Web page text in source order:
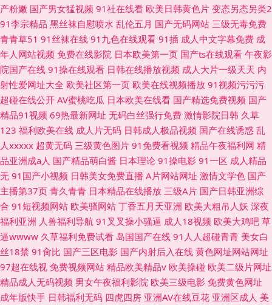
产粉嫩 国产男女猛视频 91社在线看 欧美日韩黄色片 变态另态另类2
91李宗精品 黑丝袜自慰喷水 乱伦五月 国产无码网站 三级无毒免费
青青草51 91丝袜在线 91九色在线观看 91插 成人中文字幕免费 成
年人网站视频 免费在线影院 日本欧美第一页 国产ts在线观看 午夜影
院国产在线 91操在线观看 日韩在线播放视频 成人大片一级天天 内
射性爱网址大全 欧美社区第一页 欧美在线视频播放 91视频污污污
超碰在线公开 AV蜜桃吃瓜 日本欧美在线看 国产精选免费视频 国产
精品91视频 69热最新网址 无码白丝强行免费 激情影院日韩 久草
123 福利欧美在线 成人片无码 日韩成人极品视频 国产在线诱惑 乱
人xxxxx 超黄无码 三级黄色图片 91免费看视频 精品午夜福利网 精
品亚洲成a人 国产精品萌白酱 日本理论 91操电影 91一区 成人精品
无 91国产小视频 日韩美女免费直播 A片网站网址 激情文学色 国产
主播第37页 青久青青 日本精品在线播放 三级A片 国产日韩亚洲综
合 91短视频网站 欧美骚网站 丁香五月天亚洲 欧美大粗吊人妖 深夜
福利亚洲 人兽福利导航 91叉叉操小骚逼 成人18视频 欧美大鸡吧 草
逼wwww 久草福利免费试看 岛国国产在线 91人人超碰青青 美女白
丝18禁 91肏比 国产三区电影 国产内射后入在线 黄色网址网站网址
97超在线视 免费视频网站 精品欧美精品v 欧美操碰 欧美二级片网址
精品成人无码视频 男女午夜福利影院 欧美三级电影 免费黄色网址
成年版快手 日韩福利无码 四虎四房 亚洲AV在线豆花 亚洲区成人 美